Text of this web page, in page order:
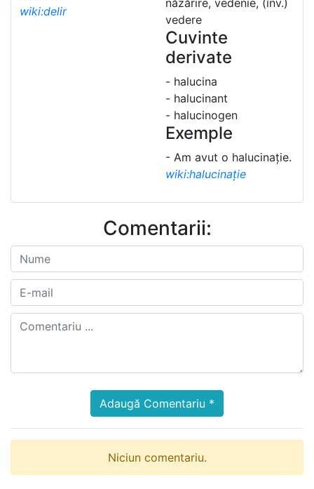
wiki:delir
năzărire, vedenie, (înv.)
vedere
Cuvinte
derivate
- halucina
- halucinant
- halucinogen
Exemple
- Am avut o halucinație.
wiki:halucinație
Comentarii:
Adaugă Comentariu *
Niciun comentariu.